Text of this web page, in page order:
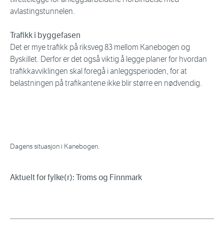
avlastingstunnelen.
Trafikk i byggefasen
Det er mye trafikk på riksveg 83 mellom Kanebogen og
Byskillet. Derfor er det også viktig å legge planer for hvordan
trafikkavviklingen skal foregå i anleggsperioden, for at
belastningen på trafikantene ikke blir større en nødvendig.
Dagens situasjon i Kanebogen.
Aktuelt for fylke(r): Troms og Finnmark